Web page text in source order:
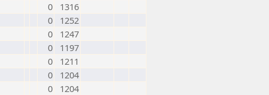
0
1316
0
1252
0
1247
0
1197
0
1211
0
1204
0
1204